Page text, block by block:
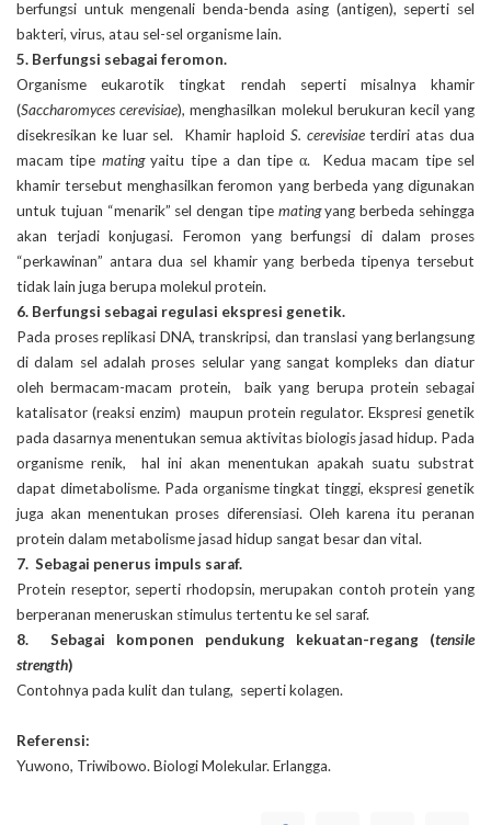
berfungsi untuk mengenali benda-benda asing (antigen), seperti sel
bakteri, virus, atau sel-sel organisme lain.
5. Berfungsi sebagai feromon.
Organisme eukarotik tingkat rendah seperti misalnya khamir
(Saccharomyces cerevisiae), menghasilkan molekul berukuran kecil yang
disekresikan ke luar sel. Khamir haploid S. cerevisiaeterdiri atas dua
macam tipe matingyaitu tipe a dan tipe α. Kedua macam tipe sel
khamir tersebut menghasilkan feromon yang berbeda yang digunakan
untuk tujuan “menarik” sel dengan tipe matingyang berbeda sehingga
akan terjadi konjugasi. Feromon yang berfungsi di dalam proses
“perkawinan” antara dua sel khamir yang berbeda tipenya tersebut
tidak lain juga berupa molekul protein.
6. Berfungsi sebagai regulasi ekspresi genetik.
Pada proses replikasi DNA, transkripsi, dan translasi yang berlangsung
di dalam sel adalah proses selular yang sangat kompleks dan diatur
oleh bermacam-macam protein, baik yang berupa protein sebagai
katalisator (reaksi enzim) maupun protein regulator. Ekspresi genetik
pada dasarnya menentukan semua aktivitas biologis jasad hidup. Pada
organisme renik, hal ini akan menentukan apakah suatu substrat
dapat dimetabolisme. Pada organisme tingkat tinggi, ekspresi genetik
juga akan menentukan proses diferensiasi. Oleh karena itu peranan
protein dalam metabolisme jasad hidup sangat besar dan vital.
7. Sebagai penerus impuls saraf.
Protein reseptor, seperti rhodopsin, merupakan contoh protein yang
berperanan meneruskan stimulus tertentu ke sel saraf.
8. Sebagai komponen pendukung kekuatan-regang (tensile
strength)
Contohnya pada kulit dan tulang, seperti kolagen.
Referensi:
Yuwono, Triwibowo. Biologi Molekular. Erlangga.